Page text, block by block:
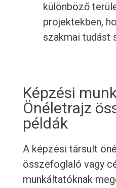
különböző
projektekben,
szakmai tudást
Képzési
Önéletrajz
példák
A képzési társult
összefoglaló vagy
munkáltatóknak